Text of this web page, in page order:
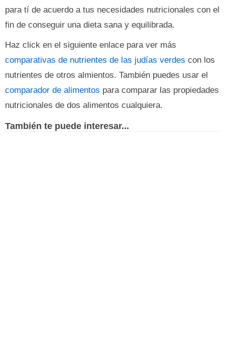
para tí de acuerdo a tus necesidades nutricionales con el
fin de conseguir una dieta sana y equilibrada.
Haz click en el siguiente enlace para ver más
comparativas de nutrientes de las judías verdes con los
nutrientes de otros almientos. También puedes usar el
comparador de alimentos para comparar las propiedades
nutricionales de dos alimentos cualquiera.
También te puede interesar...